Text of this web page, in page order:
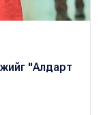
"Алдарт